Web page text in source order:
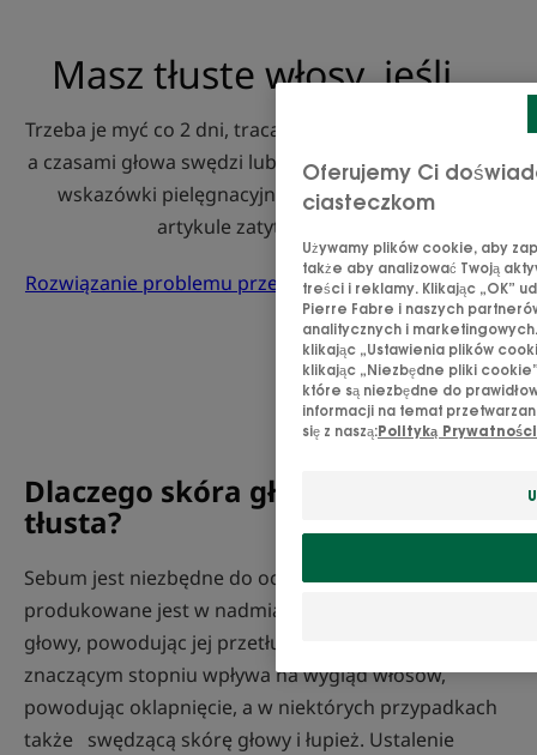
Masz tłuste włosy, jeśli...
Trzeba je myć co 2 dni, tracą swoją objętość u nasady,
a czasami głowa swędzi lub pojawia się łupież. Cenne
wskazówki pielęgnacyjne znajdziesz w naszym
artykule zatytułowanym
Rozwiązanie problemu przetłuszczających się włosów
Dlaczego skóra głowy staje się
tłusta?
Sebum jest niezbędne do ochrony włosów, ale jeśli
produkowane jest w nadmiarze, pokrywa skórę
głowy, powodując jej przetłuszczanie - to w
znaczącym stopniu wpływa na wygląd włosów,
powodując oklapnięcie, a w niektórych przypadkach
także swędzącą skórę głowy i łupież. Ustalenie
Oferujemy Ci
ciasteczkom
Używamy plików cookie, aby
także aby analizować Twoją
treści i reklamy. Klikając „OK”
Pierre Fabre i naszych
analitycznych i
klikając „Ustawienia plików
klikając „Niezbędne pliki
które są niezbędne do
informacji na temat
się z naszą:Polityką Prywatności